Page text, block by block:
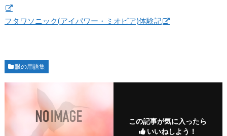
フタワソニック(アイパワー・ミオピア)体験記
眼の用語集
この記事が気に入ったら
いいねしよう！